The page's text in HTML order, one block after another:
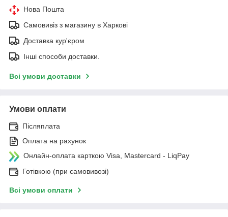
Нова Пошта
Самовивіз з магазину в Харкові
Доставка кур'єром
Інші способи доставки.
Всі умови доставки
Умови оплати
Післяплата
Оплата на рахунок
Онлайн-оплата карткою Visa, Mastercard - LiqPay
Готівкою (при самовивозі)
Всі умови оплати